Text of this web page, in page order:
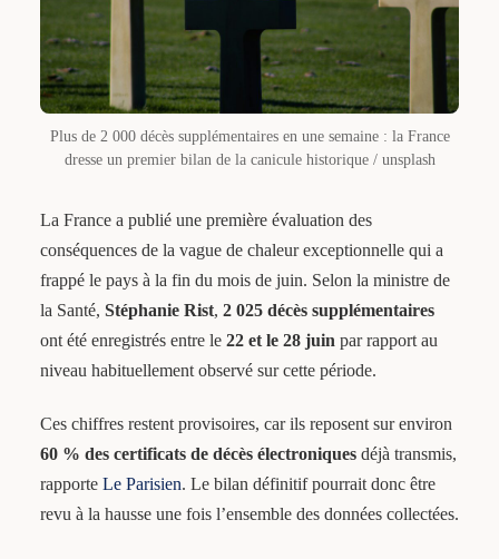
Plus de 2 000 décès supplémentaires en une semaine : la France
dresse un premier bilan de la canicule historique / unsplash
La France a publié une première évaluation des
conséquences de la vague de chaleur exceptionnelle qui a
frappé le pays à la fin du mois de juin. Selon la ministre de
la Santé, Stéphanie Rist, 2 025 décès supplémentaires
ont été enregistrés entre le 22 et le 28 juin par rapport au
niveau habituellement observé sur cette période.
Ces chiffres restent provisoires, car ils reposent sur environ
60 % des certificats de décès électroniquesdéjà transmis,
rapporte Le Parisien. Le bilan définitif pourrait donc être
revu à la hausse une fois l’ensemble des données collectées.